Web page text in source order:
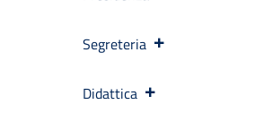
Segreteria
Didattica